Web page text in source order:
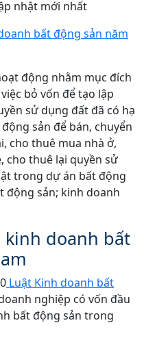
bất động sản năm
động nhằm mục đích
bỏ vốn để tạo lập
sử dụng đất đã có hạ
sản để bán, chuyển
cho thuê mua nhà ở,
cho thuê lại quyền sử
trong dự án bất động
động sản; kinh doanh
kinh doanh bất
Luật Kinh doanh bất
nghiệp có vốn đầu
bất động sản trong